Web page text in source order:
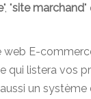
", "site marchand"
web E-
qui listera vos
un système